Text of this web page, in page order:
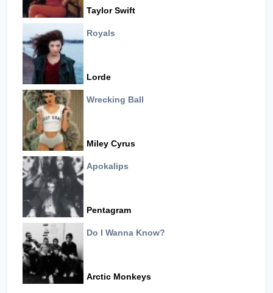
Taylor Swift
Royals
Lorde
Wrecking Ball
Miley Cyrus
Apokalips
Pentagram
Do I Wanna Know?
Arctic Monkeys